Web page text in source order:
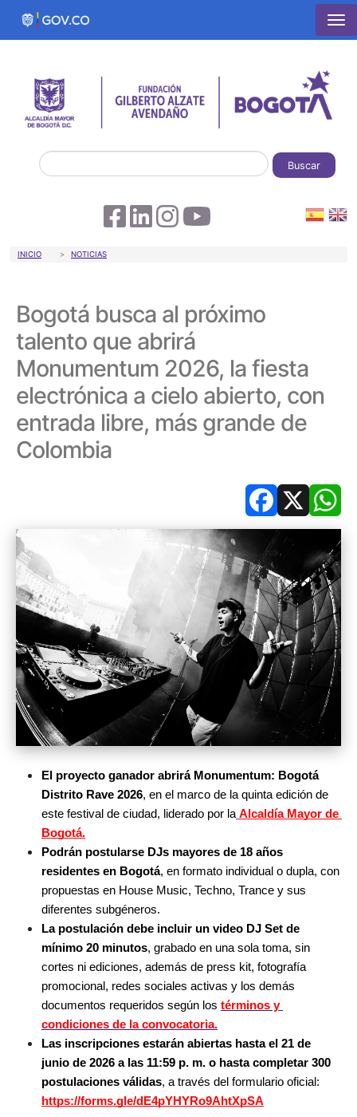
Pasar al contenido principal
Buscar
Sobrescribir enlaces de ayuda a la
INICIO NOTICIAS
Bogotá busca al próximo
talento que abrirá
Monumentum 2026, la fiesta
electrónica a cielo abierto, con
entrada libre, más grande de
Colombia
Facebook
X
El proyecto ganador abrirá Monumentum: Bogotá
Distrito Rave 2026, en el marco de la quinta edición de
este festival de ciudad, liderado por la Alcaldía Mayor de
Bogotá.
Podrán postularse DJs mayores de 18 años
residentes en Bogotá, en formato individual o dupla, con
propuestas en House Music, Techno, Trance y sus
diferentes subgéneros.
La postulación debe incluir un video DJ Set de
mínimo 20 minutos, grabado en una sola toma, sin
cortes ni ediciones, además de press kit, fotografía
promocional, redes sociales activas y los demás
documentos requeridos según los términos y
condiciones de la convocatoria.
Las inscripciones estarán abiertas hasta el 21 de
junio de 2026 a las 11:59 p. m. o hasta completar 300
postulaciones válidas
https://forms.gle/dE4pYHYRo9AhtXpSA